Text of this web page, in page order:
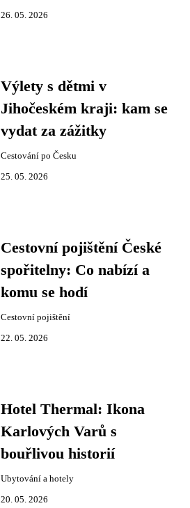
26. 05. 2026
Výlety s dětmi v
Jihočeském kraji: kam se
vydat za zážitky
Cestování po Česku
25. 05. 2026
Cestovní pojištění České
spořitelny: Co nabízí a
komu se hodí
Cestovní pojištění
22. 05. 2026
Hotel Thermal: Ikona
Karlových Varů s
bouřlivou historií
Ubytování a hotely
20. 05. 2026